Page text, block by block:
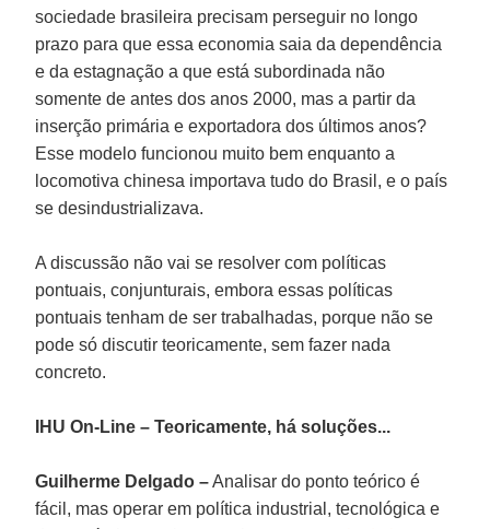
sociedade brasileira precisam perseguir no longo
prazo para que essa economia saia da dependência
e da estagnação a que está subordinada não
somente de antes dos anos 2000, mas a partir da
inserção primária e exportadora dos últimos anos?
Esse modelo funcionou muito bem enquanto a
locomotiva chinesa importava tudo do Brasil, e o país
se desindustrializava.
A discussão não vai se resolver com políticas
pontuais, conjunturais, embora essas políticas
pontuais tenham de ser trabalhadas, porque não se
pode só discutir teoricamente, sem fazer nada
concreto.
IHU On-Line – Teoricamente, há soluções...
Guilherme Delgado –Analisar do ponto teórico é
fácil, mas operar em política industrial, tecnológica e